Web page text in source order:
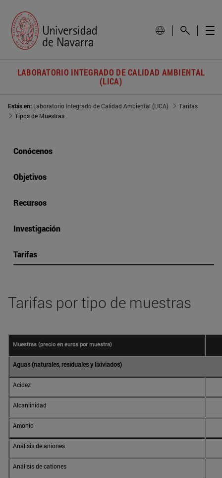
LABORATORIO INTEGRADO DE CALIDAD AMBIENTAL
(LICA)
Estás en: Laboratorio Integrado de Calidad Ambiental (LICA)
Tarifas
Tipos de Muestras
Conócenos
Objetivos
Recursos
Investigación
Tarifas
Tarifas por tipo de muestras
Muestras (precio en euros por muestra)
Aguas (naturales, residuales y lixiviados)
Acidez
Alcanlinidad
Amonio
Análisis de aniones
Análisis de cationes